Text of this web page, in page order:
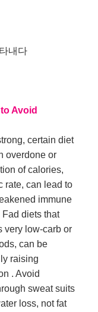
내다
Avoid
certain diet
overdone or
of calories,
rate, can lead to
immune
diets that
very low-carb or
can be
raising
. Avoid
sweat suits
loss, not fat